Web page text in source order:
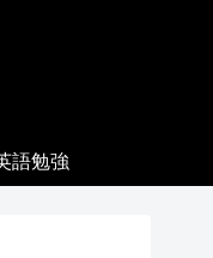
語勉強